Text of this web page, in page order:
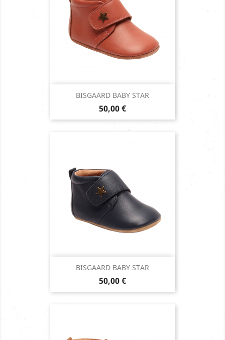
BISGAARD BABY STAR
Prix
50,00 €
BISGAARD BABY STAR
Prix
50,00 €